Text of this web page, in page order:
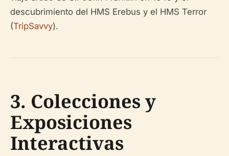
descubrimiento del HMS Erebus y el HMS Terror
(TripSavvy).
3. Colecciones y
Exposiciones
Interactivas